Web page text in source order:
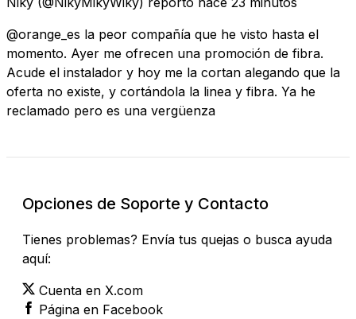
@orange_es la peor compañía que he visto hasta el
momento. Ayer me ofrecen una promoción de fibra.
Acude el instalador y hoy me la cortan alegando que la
oferta no existe, y cortándola la linea y fibra. Ya he
reclamado pero es una vergüenza
Opciones de Soporte y Contacto
Tienes problemas? Envía tus quejas o busca ayuda
aquí:
Cuenta en X.com
Página en Facebook